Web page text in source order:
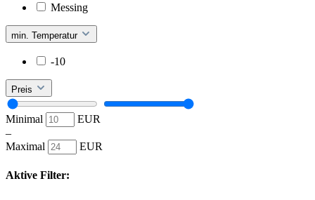
Messing
min. Temperatur
-10
Preis
Minimal
EUR
–
Maximal
EUR
Aktive Filter: